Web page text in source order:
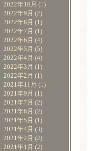
2022年10月 (1)
2022年9月 (2)
2022年8月 (1)
2022年7月 (1)
2022年6月 (4)
2022年5月 (5)
2022年4月 (4)
2022年3月 (1)
2022年2月 (1)
2021年11月 (1)
2021年9月 (1)
2021年7月 (2)
2021年6月 (2)
2021年5月 (1)
2021年4月 (3)
2021年2月 (2)
2021年1月 (2)